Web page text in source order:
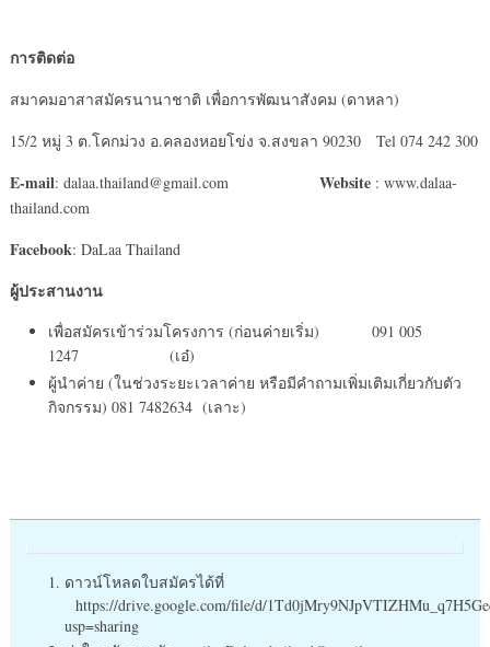
การติดต่อ
สมาคมอาสาสมัครนานาชาติ เพื่อการพัฒนาสังคม (ดาหลา)
15/2 หมู่ 3 ต.โคกม่วง อ.คลองหอยโข่ง จ.สงขลา 90230 Tel 074 242 300
E-mail: dalaa.thailand@gmail.com Website: www.dalaa-
thailand.com
Facebook: DaLaa Thailand
ผู้ประสานงาน
เพื่อสมัครเข้าร่วมโครงการ (ก่อนค่ายเริ่ม) 091 005
1247 (เอ๋)
ผู้นำค่าย (ในช่วงระยะเวลาค่าย หรือมีคำถามเพิ่มเติมเกี่ยวกับตัว
กิจกรรม) 081 7482634 (เลาะ)
ดาวน์โหลดใบสมัครได้ที่
https://drive.google.com/file/d/
usp=sharing